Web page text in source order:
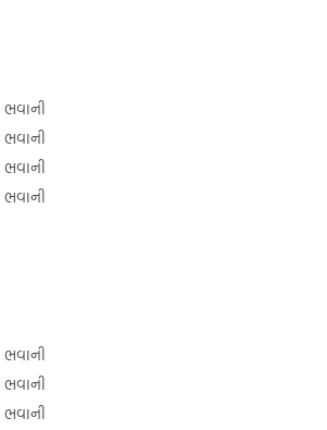
ભવાની
ભવાની
ભવાની
ભવાની
ભવાની
ભવાની
ભવાની